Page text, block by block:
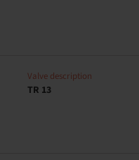
Valve description
TR 13